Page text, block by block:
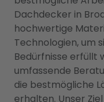
Dachdecker in
hochwertige
Technologien, um
Bedürfnisse erfüllt
umfassende
die bestmögliche
erhalten. Unser